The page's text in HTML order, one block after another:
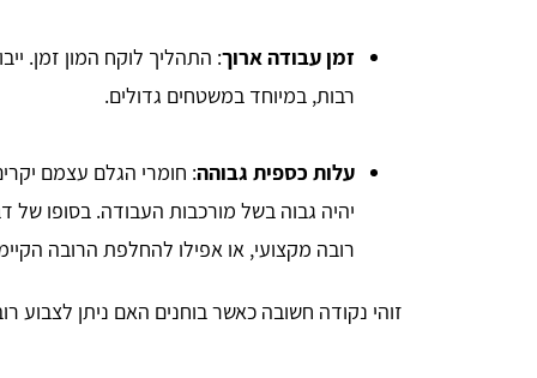
זמן עבודה ארוך: התהליך לוקח המון זמן.
רבות, במיוחד במשטחים גדולים.
עלות כספית גבוהה: חומרי הגלם עצמם
יהיה גבוה בשל מורכבות העבודה. בסופו
רובה מקצועי, או אפילו להחלפת הרובה
זוהי נקודה חשובה כאשר בוחנים האם ניתן לצבוע